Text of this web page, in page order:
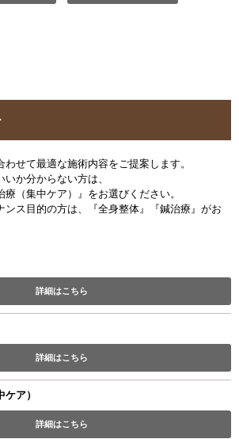
せて最適な施術内容をご提案します。
か分からない方は、
療（集中ケア）』をお選びください。
ンス目的の方は、『全身整体』『鍼治療』がお
詳細はこちら
詳細はこちら
ア）
詳細はこちら